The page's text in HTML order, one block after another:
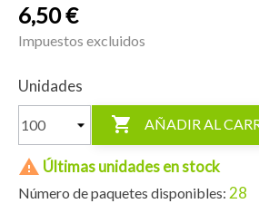
6,50 €
Impuestos excluidos
Unidades
 AÑADIR AL
 Últimas unidades en stock
Número de paquetes disponibles: 28